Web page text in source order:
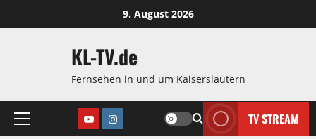
Inhalt
9. August 2026
KL-TV.de
Fernsehen in und um Kaiserslautern
Hauptmenü
YoutubeInstagram TV STREAM